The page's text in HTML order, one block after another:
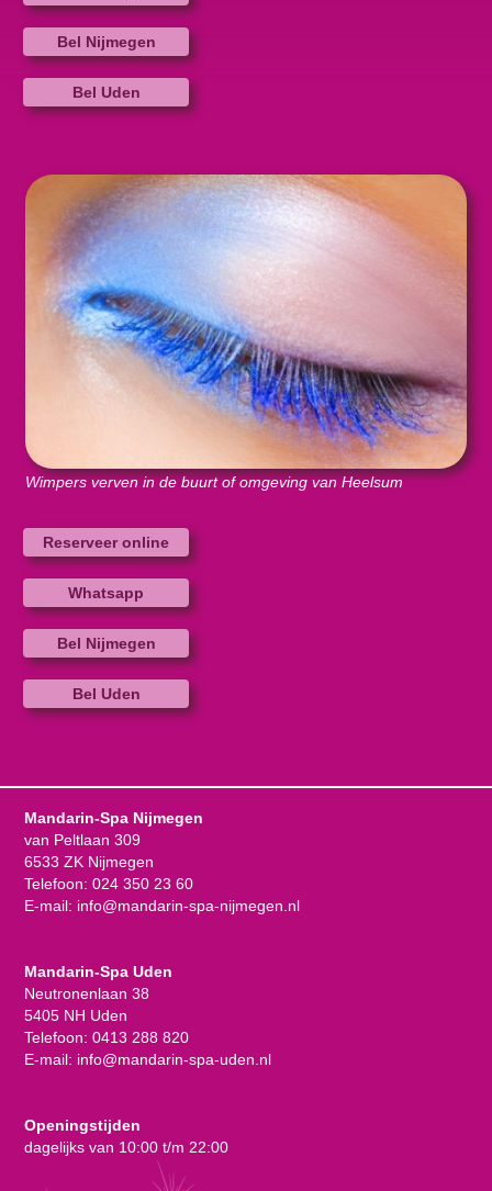
Bel Nijmegen
Bel Uden
Wimpers verven in de buurt of omgeving van Heelsum
Reserveer online
Whatsapp
Bel Nijmegen
Bel Uden
Mandarin-Spa Nijmegen
van Peltlaan 309
6533 ZK Nijmegen
Telefoon: 024 350 23 60
E-mail: info@mandarin-spa-nijmegen.nl
Mandarin-Spa Uden
Neutronenlaan 38
5405 NH Uden
Telefoon: 0413 288 820
E-mail: info@mandarin-spa-uden.nl
Openingstijden
dagelijks van 10:00 t/m 22:00